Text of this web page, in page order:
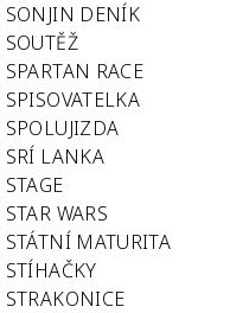
SONJIN DENÍK
SOUTĚŽ
SPARTAN RACE
SPISOVATELKA
SPOLUJIZDA
SRÍ LANKA
STAGE
STAR WARS
STÁTNÍ MATURITA
STÍHAČKY
STRAKONICE